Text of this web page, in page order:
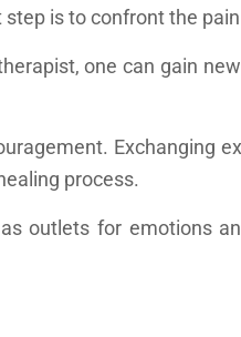
is to confront the
one can gain
Exchanging
process.
outlets for emotions